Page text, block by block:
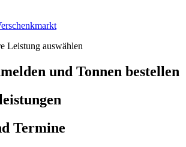
Leistung auswählen
und Tonnen bestellen
Termine